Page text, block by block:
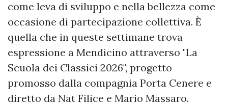
come leva di sviluppo e nella bellezza come
occasione di partecipazione collettiva. È
quella che in queste settimane trova
espressione a Mendicino attraverso "La
Scuola dei Classici 2026", progetto
promosso dalla compagnia Porta Cenere e
diretto da Nat Filice e Mario Massaro.